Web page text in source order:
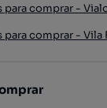
comprar -
comprar - Vila